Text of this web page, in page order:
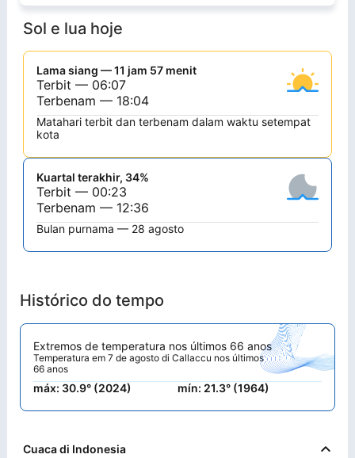
Sol e lua hoje
Lama siang — 11 jam 57 menit
Terbit — 06:07
Terbenam — 18:04
Matahari terbit dan terbenam dalam waktu setempat
kota
Kuartal terakhir, 34%
Terbit — 00:23
Terbenam — 12:36
Bulan purnama — 28 agosto
Histórico do tempo
Extremos de temperatura nos últimos 66 anos
Temperatura em 7 de agosto di Callaccu nos últimos
66 anos
máx: 30.9° (2024) mín: 21.3° (1964)
Cuaca di Indonesia